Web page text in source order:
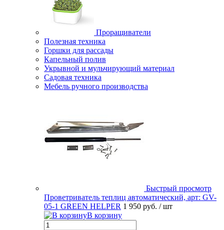
Проращиватели
Полезная техника
Горшки для рассады
Капельный полив
Укрывной и мульчирующий материал
Садовая техника
Мебель ручного производства
Быстрый просмотр
Проветриватель теплиц автоматический, арт: GV-
05-1 GREEN HELPER 1 950 руб. / шт
В корзину